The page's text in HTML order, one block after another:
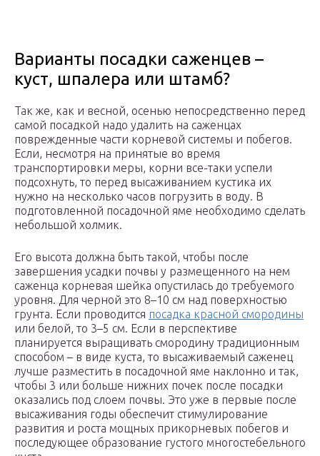
Варианты посадки саженцев –
куст, шпалера или штамб?
Так же, как и весной, осенью непосредственно перед
самой посадкой надо удалить на саженцах
поврежденные части корневой системы и побегов.
Если, несмотря на принятые во время
транспортировки меры, корни все-таки успели
подсохнуть, то перед высаживанием кустика их
нужно на несколько часов погрузить в воду. В
подготовленной посадочной яме необходимо сделать
небольшой холмик.
Его высота должна быть такой, чтобы после
завершения усадки почвы у размещенного на нем
саженца корневая шейка опустилась до требуемого
уровня. Для черной это 8–10 см над поверхностью
грунта. Если проводится посадка красной смородины
или белой, то 3–5 см. Если в перспективе
планируется выращивать смородину традиционным
способом – в виде куста, то высаживаемый саженец
лучше разместить в посадочной яме наклонно и так,
чтобы 3 или больше нижних почек после посадки
оказались под слоем почвы. Это уже в первые после
высаживания годы обеспечит стимулирование
развития и роста мощных прикорневых побегов и
последующее образование густого многостебельного